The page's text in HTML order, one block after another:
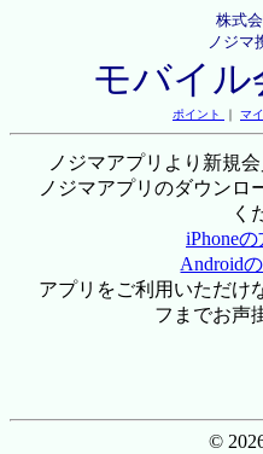
株式
ノジマ
モバイル
ポイント ｜ マ
ノジマアプリより新規
ノジマアプリのダウンロ
く
iPhone
Android
アプリをご利用いただけ
フまでお声
©